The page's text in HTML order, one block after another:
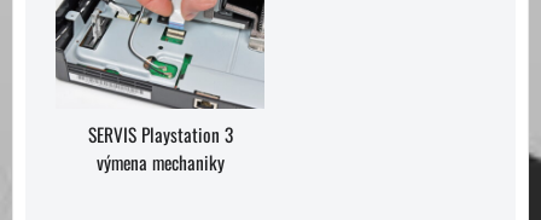
SERVIS Playstation 3
výmena mechaniky